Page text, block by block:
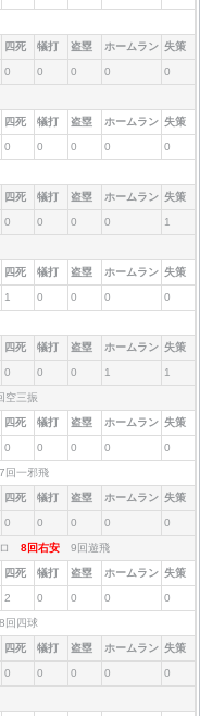
四死 犠打 盗塁 ホームラン 失策
0 0 0 0 0
四死 犠打 盗塁 ホームラン 失策
0 0 0 0 0
四死 犠打 盗塁 ホームラン 失策
0 0 0 0 1
四死 犠打 盗塁 ホームラン 失策
1 0 0 0 0
四死 犠打 盗塁 ホームラン 失策
0 0 0 1 1
空三振
四死 犠打 盗塁 ホームラン 失策
0 0 0 0 0
回一邪飛
四死 犠打 盗塁 ホームラン 失策
0 0 0 0 0
ロ 8回右安 9回遊飛
四死 犠打 盗塁 ホームラン 失策
2 0 0 0 0
回四球
四死 犠打 盗塁 ホームラン 失策
0 0 0 0 0